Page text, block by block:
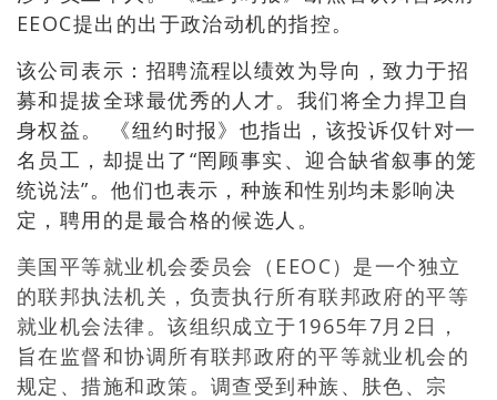
EEOC提出的出于政治动机的指控。
该公司表示：招聘流程以绩效为导向，致力于招
募和提拔全球最优秀的人才。我们将全力捍卫自
身权益。 《纽约时报》也指出，该投诉仅针对一
名员工，却提出了“罔顾事实、迎合缺省叙事的笼
统说法”。他们也表示，种族和性别均未影响决
定，聘用的是最合格的候选人。
美国平等就业机会委员会（EEOC）是一个独立
的联邦执法机关，负责执行所有联邦政府的平等
就业机会法律。该组织成立于1965年7月2日，
旨在监督和协调所有联邦政府的平等就业机会的
规定、措施和政策。调查受到种族、肤色、宗